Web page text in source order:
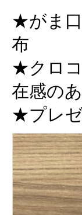
★がま
布
★クロ
在感の
★プレ